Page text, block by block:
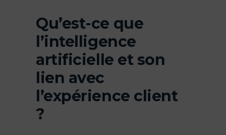
Qu’est-ce que
l’intelligence
artificielle et son
lien avec
l’expérience client
?